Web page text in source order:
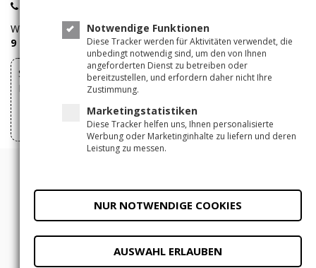
Wir sind
Montags bis Freitagsvon
9 – 17 Uhr
für Sie erreichbar.
Sie können Ihre über Companisto abgeschlossenen
Investments hier widerrufen
Vertrag widerrufen
Allgemeine Geschäftsbedingungen
Datenschutzerklärung
Impressum
Datenschutzeinstellungen
Notwendige Funktionen
Diese Tracker werden für Aktivitäten verwendet, die
unbedingt notwendig sind, um den von Ihnen
angeforderten Dienst zu betreiben oder
bereitzustellen, und erfordern daher nicht Ihre
Zustimmung.
Marketingstatistiken
Diese Tracker helfen uns, Ihnen personalisierte
Werbung oder Marketinginhalte zu liefern und deren
Leistung zu messen.
NUR NOTWENDIGE COOKIES
AUSWAHL ERLAUBEN